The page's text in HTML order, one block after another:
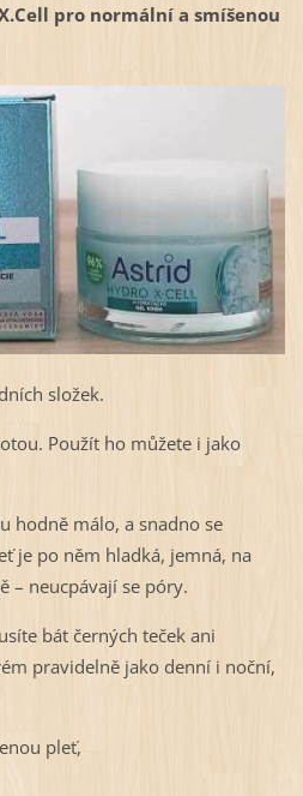
pro normální a smíšenou
složek.
Použít ho můžete i jako
hodně málo, a snadno se
je po něm hladká, jemná, na
– neucpávají se póry.
bát černých teček ani
pravidelně jako denní i noční,
pleť,